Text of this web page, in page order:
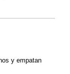
y empatan